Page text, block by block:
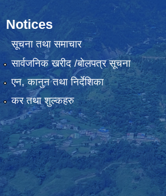
Notices
सूचना तथा समाचार
सार्वजनिक खरीद /बोलपत्र सूचना
एन, कानुन तथा निर्देशिका
कर तथा शुल्कहरु